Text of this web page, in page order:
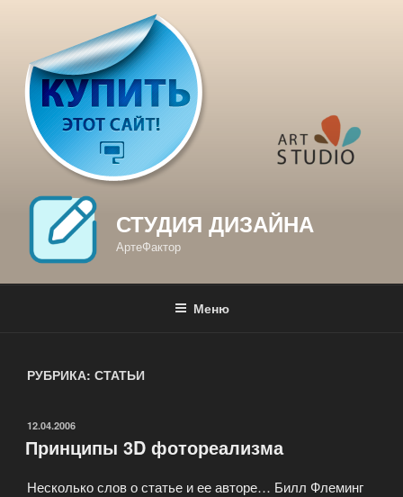
содержимому
СТУДИЯ ДИЗАЙНА
АртеФактор
Меню
РУБРИКА: СТАТЬИ
ОПУБЛИКОВАНО
12.04.2006
Принципы 3D фотореализма
Несколько слов о статье и ее авторе… Билл Флеминг